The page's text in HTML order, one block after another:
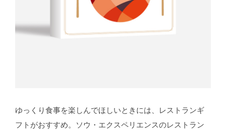
ゆっくり食事を楽しんでほしいときには、レストランギ
フトがおすすめ。ソウ・エクスペリエンスのレストラン